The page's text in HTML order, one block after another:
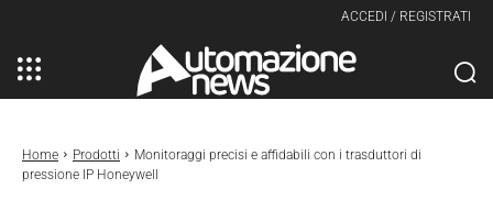
ACCEDI / REGISTRATI
Home Prodotti
Monitoraggi precisi e affidabili con i trasduttori di
pressione IP Honeywell